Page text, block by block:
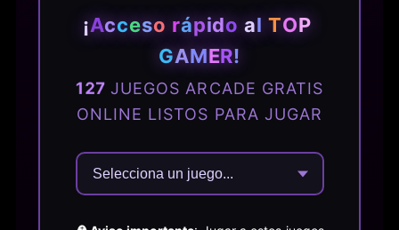
¡Acceso rápido al TOP
GAMER!
127JUEGOS ARCADE GRATIS
ONLINE LISTOS PARA JUGAR